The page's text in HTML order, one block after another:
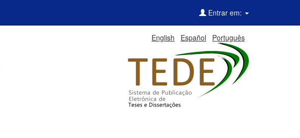
Entrar em:
English Español Português